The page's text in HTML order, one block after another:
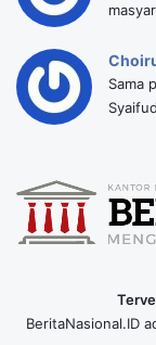
Sama
BeritaNasional.ID